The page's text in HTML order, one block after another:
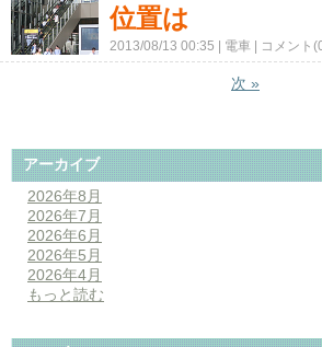
位置は
2013/08/13 00:35 電車 コメント
次 »
アーカイブ
2026年8月
2026年7月
2026年6月
2026年5月
2026年4月
もっと読む